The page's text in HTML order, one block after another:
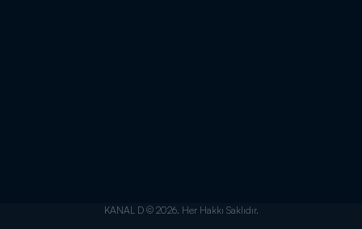
KANAL D © 2026. Her Hakkı Saklıdır.